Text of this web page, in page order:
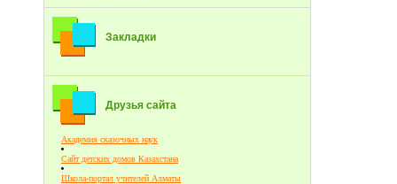
Закладки
Друзья сайта
Академия сказочных наук
Сайт детских домов Казахстана
Школа-портал учителей Алматы